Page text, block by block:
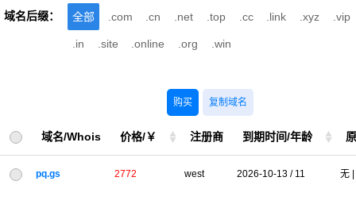
域名后缀： 全部 .com .cn .net .top .cc .link .xyz .vip
.in .site .online .org .win
购买 复制域名
域名/Whois 价格/￥ 注册商 到期时间/年龄
pq.gs 2772 west 2026-10-13 / 11 无 |